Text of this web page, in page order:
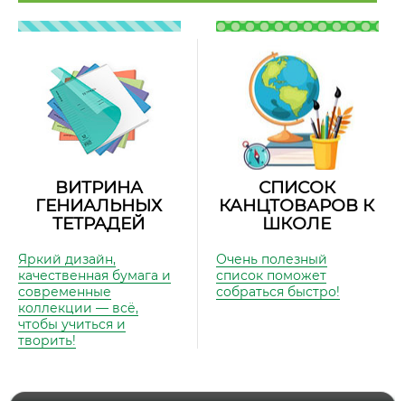
ВИТРИНА
ГЕНИАЛЬНЫХ
ТЕТРАДЕЙ
Яркий дизайн,
качественная бумага и
современные
коллекции — всё,
чтобы учиться и
творить!
СПИСОК
КАНЦТОВАРОВ К
ШКОЛЕ
Очень полезный
список поможет
собраться быстро!